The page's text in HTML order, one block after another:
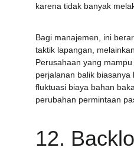
karena tidak banyak
Bagi manajemen, ini
taktik lapangan,
Perusahaan yang
perjalanan balik
fluktuasi biaya bahan
perubahan permintaan
12.